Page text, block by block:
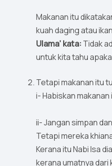
Makanan itu
kuah daging atau
Ulama’ kata:Tidak
untuk kita tahu
Tetapi makanan itu
i- Habiskan
ii- Jangan simpan
Tetapi mereka
Kerana itu Nabi Isa
kerana umatnya dari